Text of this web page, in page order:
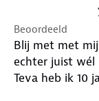
Beoordeeld
Blij met met
echter juist
Teva heb ik 10